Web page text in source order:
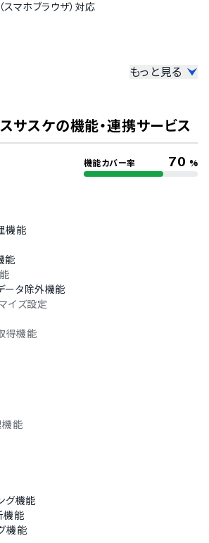
スマホブラウザ）対応
認証
もっと見る
サスケの機能・連携サービス
機能カバー率 70 %
機能
能
ータ除外機能
イズ設定
得機能
機能
グ機能
機能
機能